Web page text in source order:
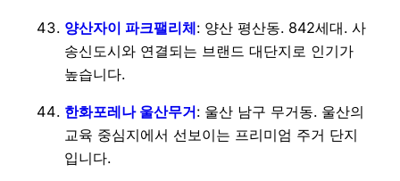
양산자이 파크팰리체: 양산 평산동. 842세대. 사
송신도시와 연결되는 브랜드 대단지로 인기가
높습니다.
한화포레나 울산무거: 울산 남구 무거동. 울산의
교육 중심지에서 선보이는 프리미엄 주거 단지
입니다.